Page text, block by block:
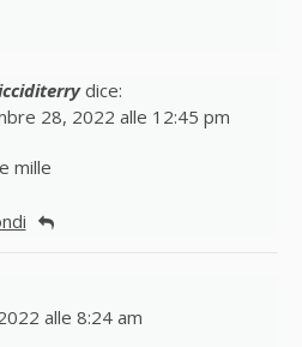
dice:
28, 2022 alle 12:45 pm
mille
alle 8:24 am